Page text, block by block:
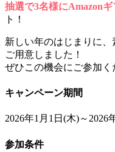
抽選で3名様にAmazon
ト！
新しい年のはじまりに
ご用意しました！
ぜひこの機会にご参加く
キャンペーン期間
2026年1月1日(木)～2026
参加条件